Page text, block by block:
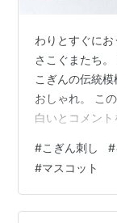
わりとすぐに
さこぐまたち
こぎんの伝統
おしゃれ。 こ
白いとコメン
kogin＊bear
ってみました
気になります
す。 裏はこん
#こぎん刺し #
#マスコット